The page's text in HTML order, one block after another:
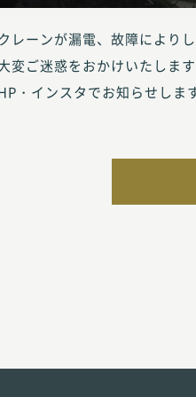
レーンが漏電、故障により
変ご迷惑をおかけいたしま
・インスタでお知らせしま